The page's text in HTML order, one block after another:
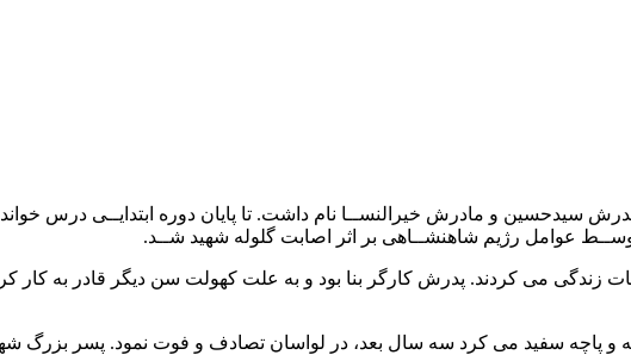
می کردند. پدرش کارگر بنا بود و به علت کهولت سن دیگر قادر به کار
و پاچه سفید می کرد سه سال بعد، در لواسان تصادف و فوت نمود. پسر بزرگ